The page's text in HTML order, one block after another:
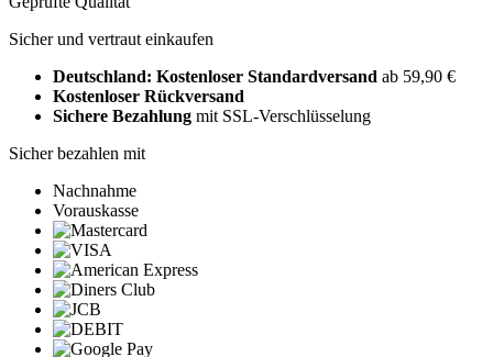
Sicher und vertraut einkaufen
Deutschland: Kostenloser Standardversand ab 59,90 €
Kostenloser Rückversand
Sichere Bezahlung mit SSL-Verschlüsselung
Sicher bezahlen mit
Nachnahme
Vorauskasse